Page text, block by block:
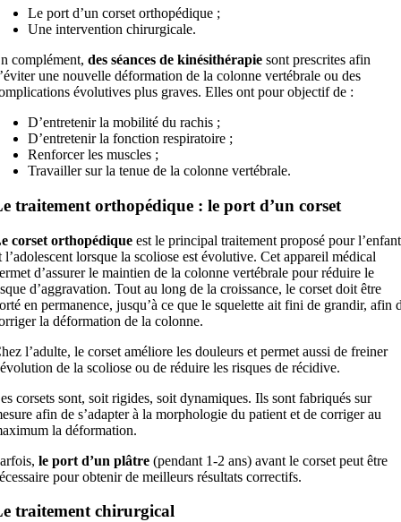
Le port d’un corset orthopédique ;
Une intervention chirurgicale.
complément, des séances de kinésithérapiesont prescrites afin
une nouvelle déformation de la colonne vertébrale ou des
évolutives plus graves. Elles ont pour objectif de :
D’entretenir la mobilité du rachis ;
D’entretenir la fonction respiratoire ;
Renforcer les muscles ;
Travailler sur la tenue de la colonne vertébrale.
traitement orthopédique : le port d’un corset
corset orthopédiqueest le principal traitement proposé pour l’enfant
l’adolescent lorsque la scoliose est évolutive. Cet appareil médical
d’assurer le maintien de la colonne vertébrale pour réduire le
d’aggravation. Tout au long de la croissance, le corset doit être
en permanence, jusqu’à ce que le squelette ait fini de grandir, afin
la déformation de la colonne.
l’adulte, le corset améliore les douleurs et permet aussi de freiner
de la scoliose ou de réduire les risques de récidive.
corsets sont, soit rigides, soit dynamiques. Ils sont fabriqués sur
afin de s’adapter à la morphologie du patient et de corriger au
la déformation.
le port d’un plâtre(pendant 1-2 ans) avant le corset peut être
pour obtenir de meilleurs résultats correctifs.
traitement chirurgical